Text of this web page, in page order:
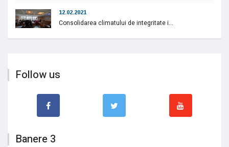
12.02.2021
Consolidarea climatului de integritate i...
Follow us
Banere 3